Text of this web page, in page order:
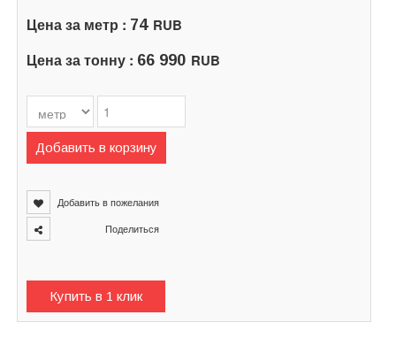
Цена за метр : 74 RUB
Цена за тонну : 66 990 RUB
Добавить в корзину
Добавить в пожелания
Поделиться
Купить в 1 клик